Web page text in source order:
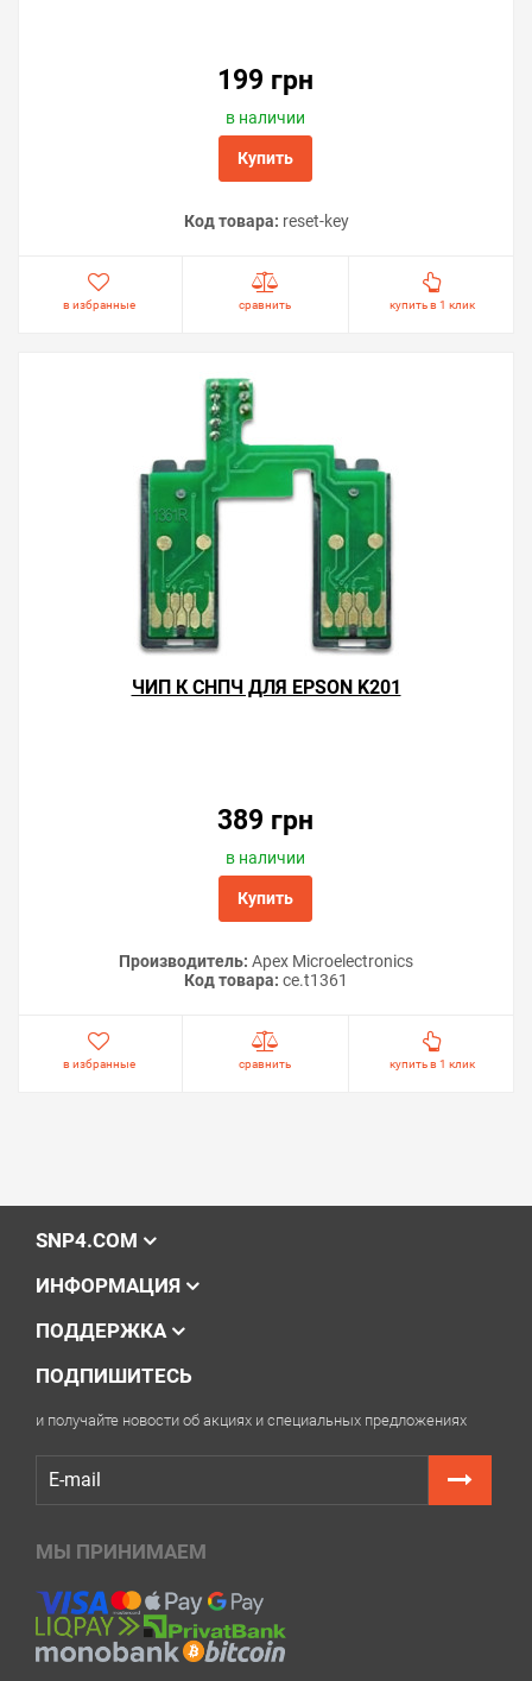
199 грн
в наличии
Купить
Код товара: reset-key
в избранные сравнить купить в 1 клик
ЧИП К СНПЧ ДЛЯ EPSON K201
389 грн
в наличии
Купить
Производитель: Apex Microelectronics
Код товара: сe.t1361
в избранные сравнить купить в 1 клик
SNP4.COM
ИНФОРМАЦИЯ
ПОДДЕРЖКА
ПОДПИШИТЕСЬ
и получайте новости об акциях и специальных предложениях
МЫ ПРИНИМАЕМ